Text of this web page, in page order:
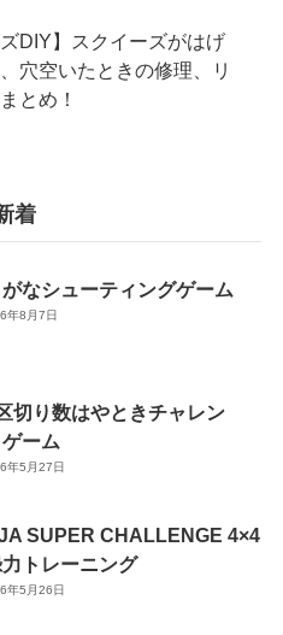
ズDIY】スクイーズがはげ
穴空いたときの修理、リ
とめ！
着
なシューティングゲーム
年8月7日
切り数はやときチャレン
ーム
年5月27日
SUPER CHALLENGE 4×4
トレーニング
年5月26日